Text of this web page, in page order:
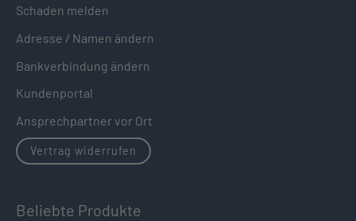
Schaden melden
Adresse / Namen ändern
Bankverbindung ändern
Kundenportal
Ansprechpartner vor Ort
Vertrag widerrufen
Beliebte Produkte